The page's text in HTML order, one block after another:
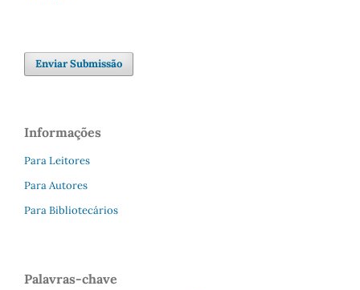
Enviar Submissão
Informações
Para Leitores
Para Autores
Para Bibliotecários
Palavras-chave